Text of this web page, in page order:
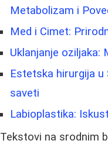
Metabolizam i
Med i Cimet:
Uklanjanje oziljaka:
Estetska hirurgija u
saveti
Labioplastika:
Tekstovi na srodnim